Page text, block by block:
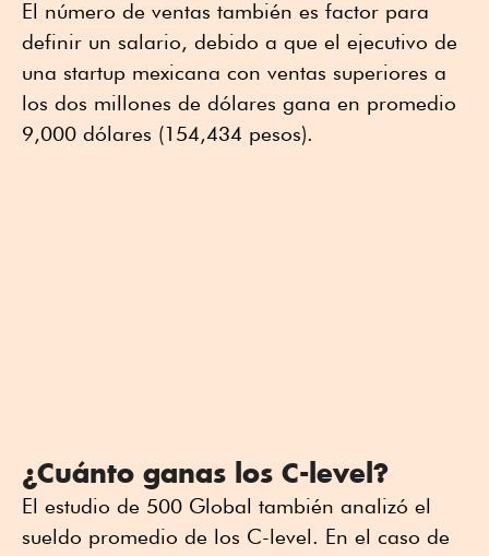
El número de ventas también es factor para
definir un salario, debido a que el ejecutivo de
una startup mexicana con ventas superiores a
los dos millones de dólares gana en promedio
9,000 dólares (154,434 pesos).
¿Cuánto ganas los C-level?
El estudio de 500 Global también analizó el
sueldo promedio de los C-level. En el caso de